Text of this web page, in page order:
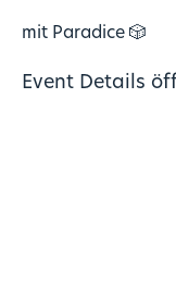
mit Paradice 🎲
Event Details